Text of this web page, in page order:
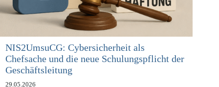
NIS2UmsuCG: Cybersicherheit als
Chefsache und die neue Schulungspflicht der
Geschäftsleitung